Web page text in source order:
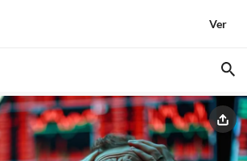
Ver